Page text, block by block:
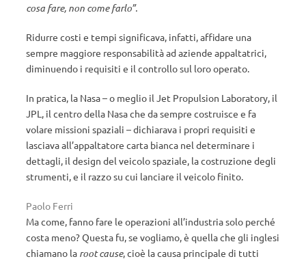
cosa fare, non come farlo”.
Ridurre costi e tempi significava, infatti, affidare una
sempre maggiore responsabilità ad aziende appaltatrici,
diminuendo i requisiti e il controllo sul loro operato.
In pratica, la Nasa – o meglio il Jet Propulsion Laboratory, il
JPL, il centro della Nasa che da sempre costruisce e fa
volare missioni spaziali – dichiarava i propri requisiti e
lasciava all’appaltatore carta bianca nel determinare i
dettagli, il design del veicolo spaziale, la costruzione degli
strumenti, e il razzo su cui lanciare il veicolo finito.
Paolo Ferri
Ma come, fanno fare le operazioni all’industria solo perché
costa meno? Questa fu, se vogliamo, è quella che gli inglesi
chiamano la root cause, cioè la causa principale di tutti